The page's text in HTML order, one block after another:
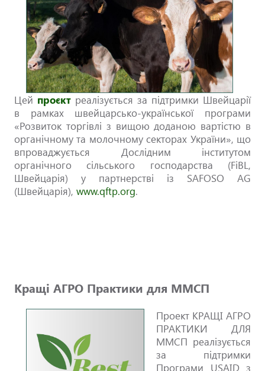
Цей проєктреалізується за підтримки Швейцарії
в рамках швейцарсько-української програми
«Розвиток торгівлі з вищою доданою вартістю в
органічному та молочному секторах України», що
впроваджується Дослідним інститутом
органічного сільського господарства (FiBL,
Швейцарія) у партнерстві із SAFOSO AG
(Швейцарія), www.qftp.org.
Кращі АГРО Практики для ММСП
Проект КРАЩІ АГРО
ПРАКТИКИ ДЛЯ
ММСП реалізується
за підтримки
Програми USAID з